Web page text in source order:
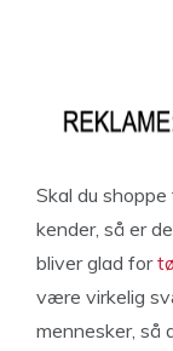
Skal du
kender, så er
bliver glad for
være virkelig
mennesker, så